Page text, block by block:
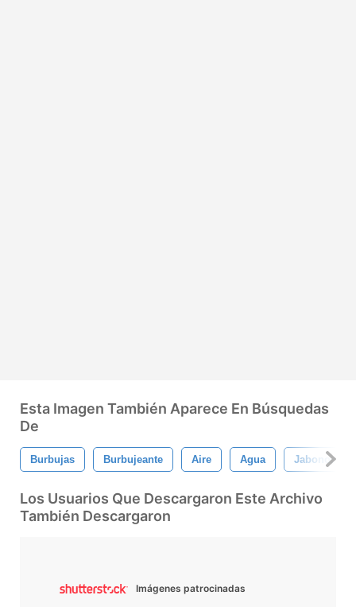
Esta Imagen También Aparece En Búsquedas
De
Burbujas Burbujeante Aire Agua Jabonoso
Los Usuarios Que Descargaron Este Archivo
También Descargaron
Imágenes patrocinadas